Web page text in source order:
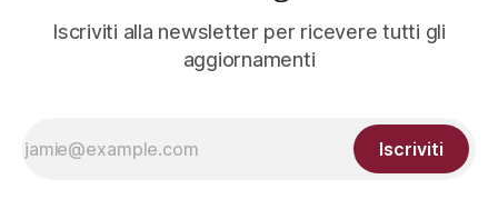
Iscriviti alla newsletter per ricevere tutti gli
aggiornamenti
Iscriviti